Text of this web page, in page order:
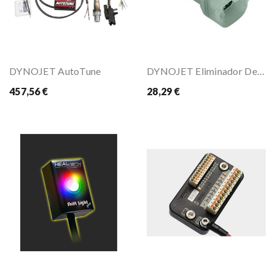
DYNOJET AutoTune
457,56 €
DYNOJET Eliminador De Sonda Lambda
28,29 €